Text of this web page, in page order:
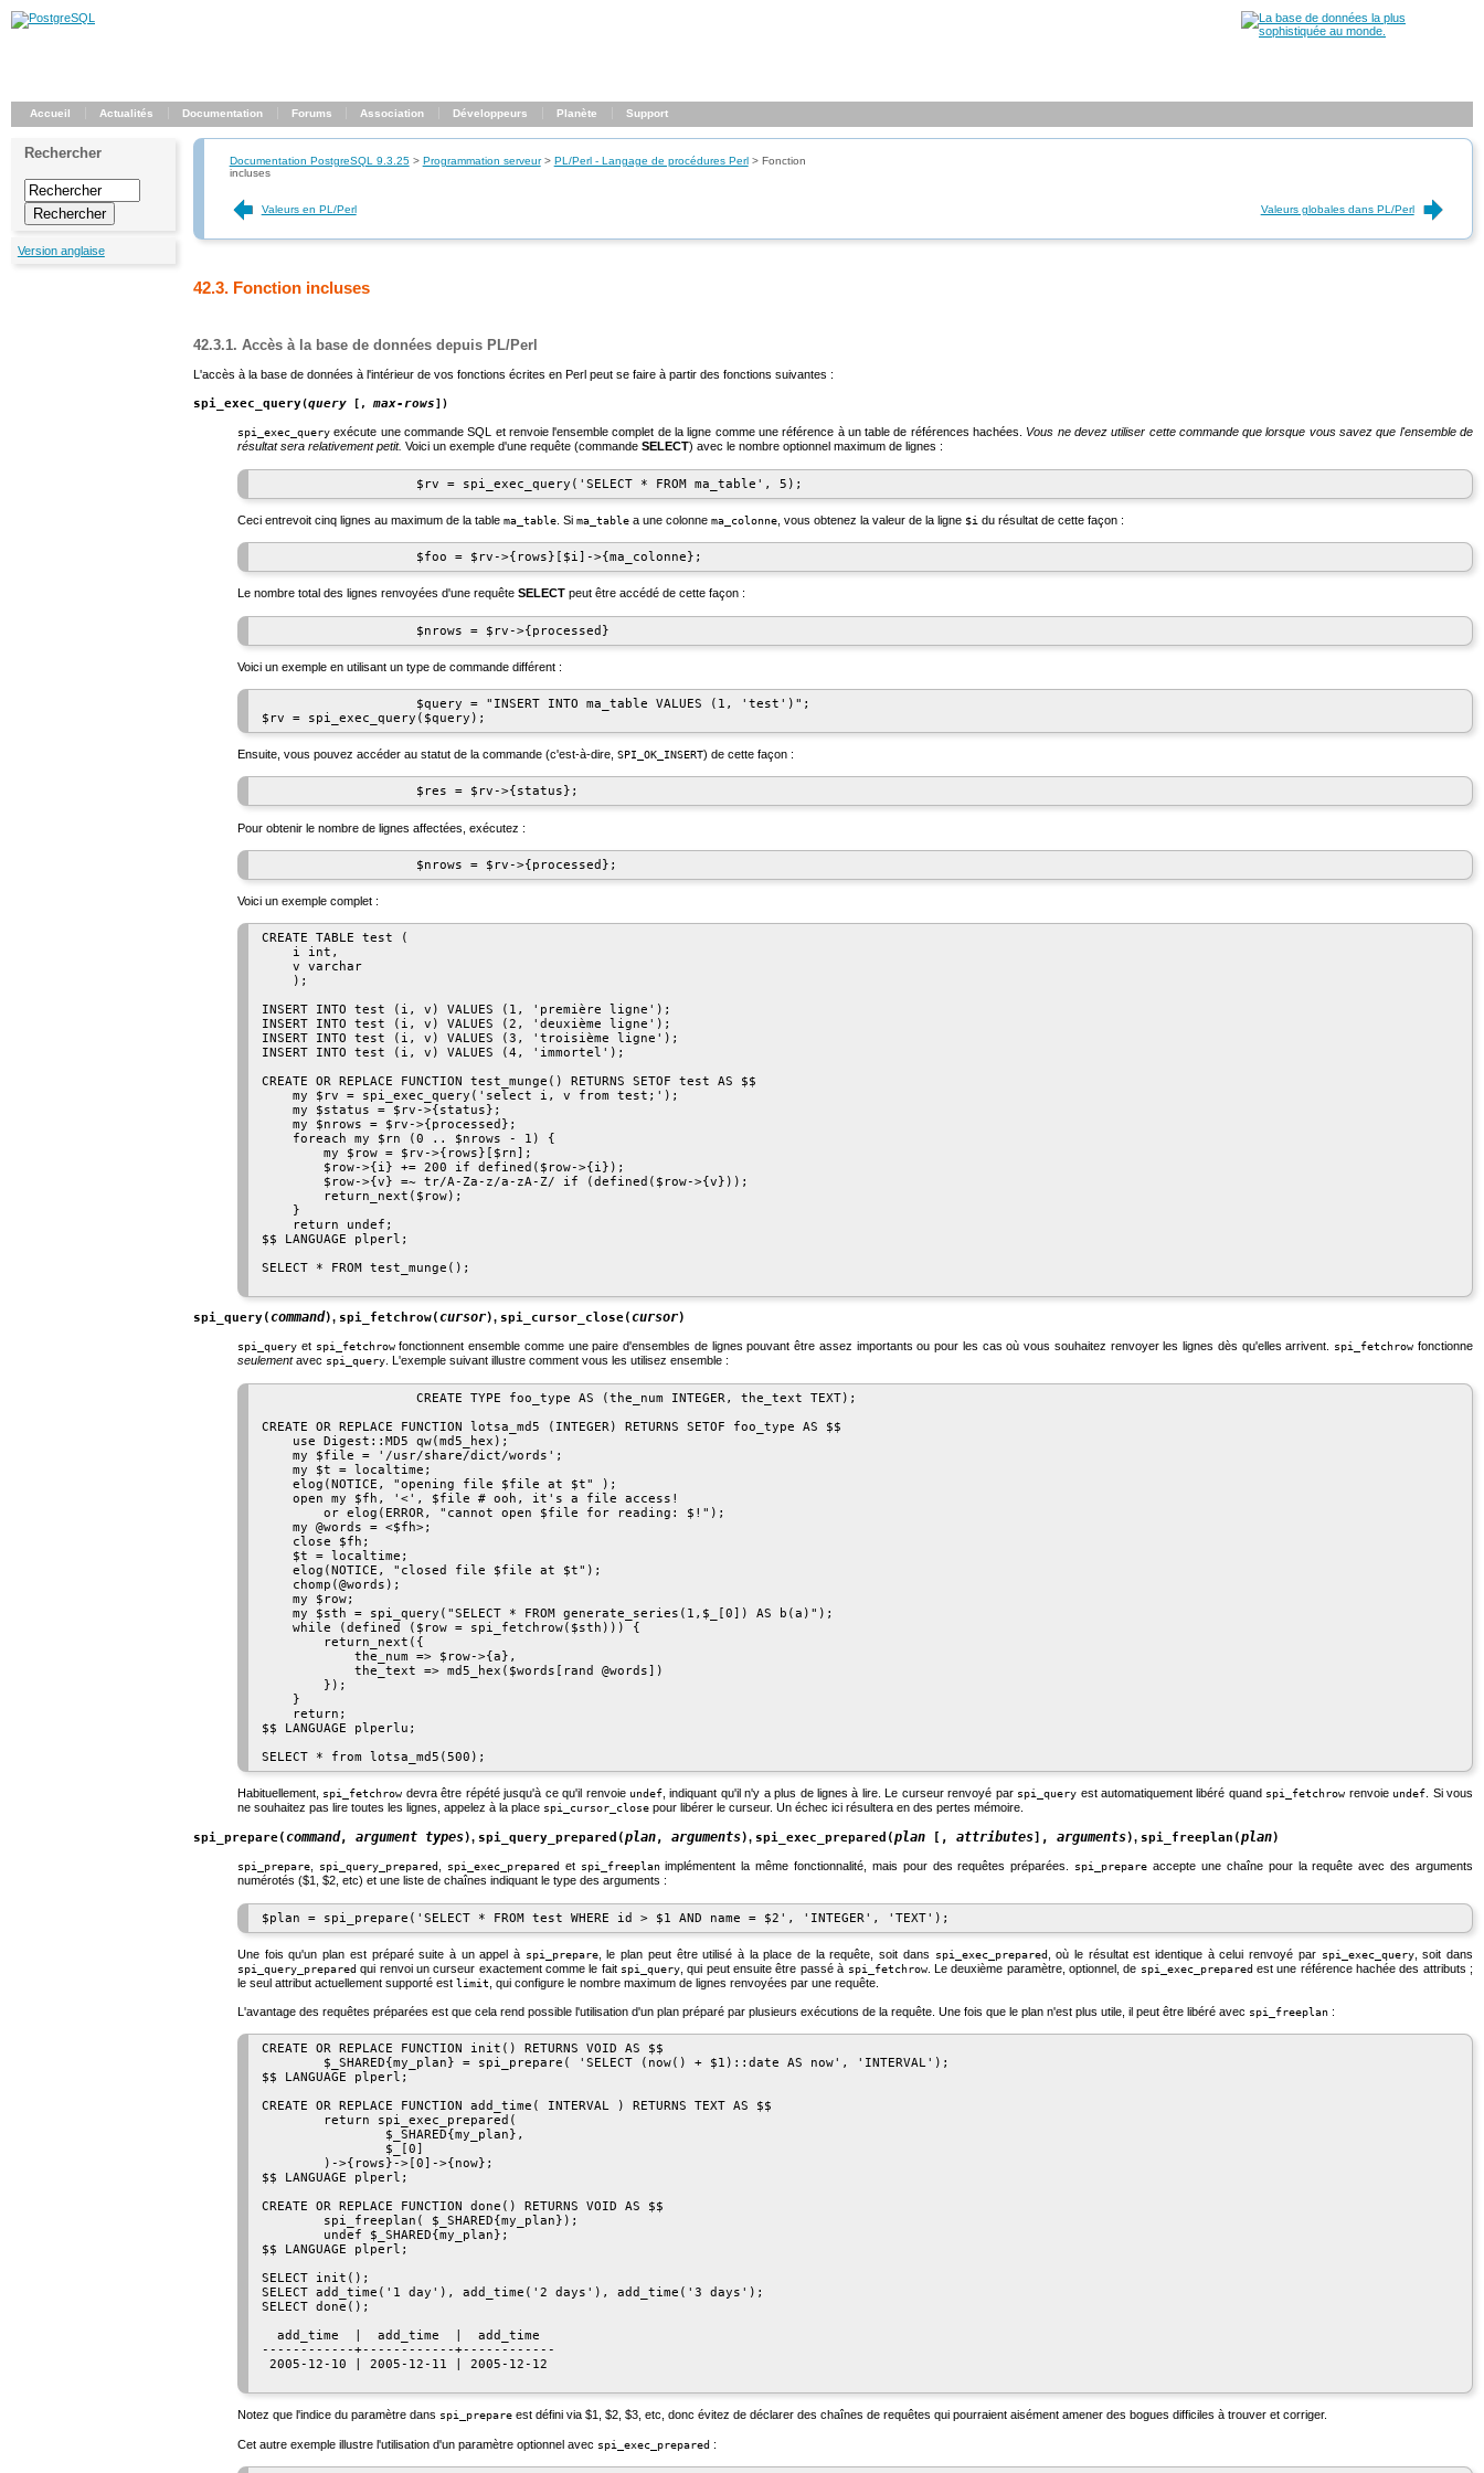
Accueil Actualités Documentation Forums Association Développeurs Planète Support
Rechercher
Version anglaise
Documentation PostgreSQL 9.3.25> Programmation serveur> PL/Perl - Langage de procédures Perl> Fonction
incluses
Valeurs en PL/Perl Valeurs globales dans PL/Perl
42.3. Fonction incluses
42.3.1. Accès à la base de données depuis PL/Perl
L'accès à la base de données à l'intérieur de vos fonctions écrites en Perl peut se faire à partir des fonctions suivantes :
spi_exec_query(query [, max-rows])
spi_exec_query exécute une commande SQL et renvoie l'ensemble complet de la ligne comme une référence à un table de références hachées. Vous ne devez utiliser cette commande que lorsque vous savez que l'ensemble de
résultat sera relativement petit. Voici un exemple d'une requête (commande SELECT) avec le nombre optionnel maximum de lignes :
                    $rv = spi_exec_query('SELECT * FROM ma_table', 5);
Ceci entrevoit cinq lignes au maximum de la table ma_table . Si ma_table a une colonne ma_colonne , vous obtenez la valeur de la ligne $i du résultat de cette façon :
                    $foo = $rv->{rows}[$i]->{ma_colonne};
Le nombre total des lignes renvoyées d'une requête SELECT peut être accédé de cette façon :
                    $nrows = $rv->{processed}
Voici un exemple en utilisant un type de commande différent :
                    $query = "INSERT INTO ma_table VALUES (1, 'test')";
$rv = spi_exec_query($query);
Ensuite, vous pouvez accéder au statut de la commande (c'est-à-dire, SPI_OK_INSERT) de cette façon :
                    $res = $rv->{status};
Pour obtenir le nombre de lignes affectées, exécutez :
                    $nrows = $rv->{processed};
Voici un exemple complet :
CREATE TABLE test (
    i int,
    v varchar
    );
INSERT INTO test (i, v) VALUES (1, 'première ligne');
INSERT INTO test (i, v) VALUES (2, 'deuxième ligne');
INSERT INTO test (i, v) VALUES (3, 'troisième ligne');
INSERT INTO test (i, v) VALUES (4, 'immortel');
CREATE OR REPLACE FUNCTION test_munge() RETURNS SETOF test AS $$
    my $rv = spi_exec_query('select i, v from test;');
    my $status = $rv->{status};
    my $nrows = $rv->{processed};
    foreach my $rn (0 .. $nrows - 1) {
        my $row = $rv->{rows}[$rn];
        $row->{i} += 200 if defined($row->{i});
        $row->{v} =~ tr/A-Za-z/a-zA-Z/ if (defined($row->{v}));
        return_next($row);
    }
    return undef;
$$ LANGUAGE plperl;
SELECT * FROM test_munge();
spi_query( command), spi_fetchrow( cursor), spi_cursor_close( cursor)
spi_query et spi_fetchrowfonctionnent ensemble comme une paire d'ensembles de lignes pouvant être assez importants ou pour les cas où vous souhaitez renvoyer les lignes dès qu'elles arrivent. spi_fetchrow fonctionne
seulementavec spi_query . L'exemple suivant illustre comment vous les utilisez ensemble :
                    CREATE TYPE foo_type AS (the_num INTEGER, the_text TEXT);
CREATE OR REPLACE FUNCTION lotsa_md5 (INTEGER) RETURNS SETOF foo_type AS $$
    use Digest::MD5 qw(md5_hex);
    my $file = '/usr/share/dict/words';
    my $t = localtime;
    elog(NOTICE, "opening file $file at $t" );
    open my $fh, '<', $file # ooh, it's a file access!
        or elog(ERROR, "cannot open $file for reading: $!");
    my @words = <$fh>;
    close $fh;
    $t = localtime;
    elog(NOTICE, "closed file $file at $t");
    chomp(@words);
    my $row;
    my $sth = spi_query("SELECT * FROM generate_series(1,$_[0]) AS b(a)");
    while (defined ($row = spi_fetchrow($sth))) {
        return_next({
            the_num => $row->{a},
            the_text => md5_hex($words[rand @words])
        });
    }
    return;
$$ LANGUAGE plperlu;
Habituellement, spi_fetchrow devra être répété jusqu'à ce qu'il renvoie undef, indiquant qu'il n'y a plus de lignes à lire. Le curseur renvoyé par spi_query est automatiquement libéré quand spi_fetchrow renvoie undef . Si vous
ne souhaitez pas lire toutes les lignes, appelez à la place spi_cursor_close pour libérer le curseur. Un échec ici résultera en des pertes mémoire.
spi_prepare( command, argument types), spi_query_prepared(plan, arguments), spi_exec_prepared(plan [, attributes ], arguments), spi_freeplan(plan)
spi_prepare spi_query_prepared spi_exec_prepared et spi_freeplanimplémentent la même fonctionnalité, mais pour des requêtes préparées. spi_prepare accepte une chaîne pour la requête avec des arguments
numérotés ($1, $2, etc) et une liste de chaînes indiquant le type des arguments :
Une fois qu'un plan est préparé suite à un appel à spi_prepare, le plan peut être utilisé à la place de la requête, soit dans spi_exec_prepared, où le résultat est identique à celui renvoyé par spi_exec_query, soit dans
spi_query_prepared qui renvoi un curseur exactement comme le fait spi_query , qui peut ensuite être passé à spi_fetchrow. Le deuxième paramètre, optionnel, de spi_exec_preparedest une référence hachée des attributs ;
le seul attribut actuellement supporté est limit , qui configure le nombre maximum de lignes renvoyées par une requête.
L'avantage des requêtes préparées est que cela rend possible l'utilisation d'un plan préparé par plusieurs exécutions de la requête. Une fois que le plan n'est plus utile, il peut être libéré avec spi_freeplan :
CREATE OR REPLACE FUNCTION init() RETURNS VOID AS $$
        $_SHARED{my_plan} = spi_prepare( 'SELECT (now() + $1)::date AS now', 'INTERVAL');
$$ LANGUAGE plperl;
CREATE OR REPLACE FUNCTION add_time( INTERVAL ) RETURNS TEXT AS $$
        return spi_exec_prepared(
                $_SHARED{my_plan},
                $_[0]
        )->{rows}->[0]->{now};
$$ LANGUAGE plperl;
CREATE OR REPLACE FUNCTION done() RETURNS VOID AS $$
        spi_freeplan( $_SHARED{my_plan});
        undef $_SHARED{my_plan};
$$ LANGUAGE plperl;
SELECT init();
SELECT add_time('1 day'), add_time('2 days'), add_time('3 days');
SELECT done();
  add_time  |  add_time  |  add_time
------------+------------+------------
2005-12-10 | 2005-12-11 | 2005-12-12
Notez que l'indice du paramètre dans spi_prepare est défini via $1, $2, $3, etc, donc évitez de déclarer des chaînes de requêtes qui pourraient aisément amener des bogues difficiles à trouver et corriger.
Cet autre exemple illustre l'utilisation d'un paramètre optionnel avec spi_exec_prepared :